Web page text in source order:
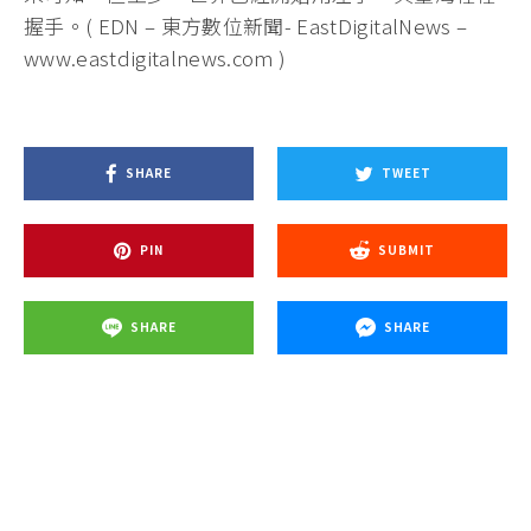
握手。( EDN – 東方數位新聞- EastDigitalNews –
www.eastdigitalnews.com )
SHARE TWEET
PIN SUBMIT
SHARE SHARE